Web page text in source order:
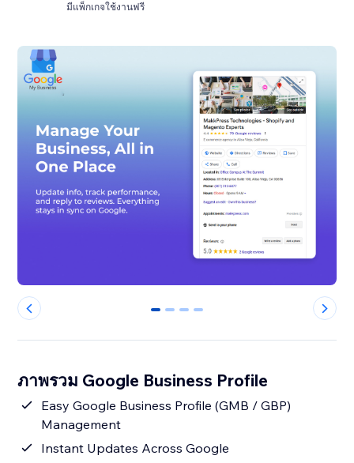
มีแพ็กเกจใช้งานฟรี
0 1 2 3
ภาพรวม Google Business Profile
Easy Google Business Profile (GMB / GBP)
Management
Instant Updates Across Google